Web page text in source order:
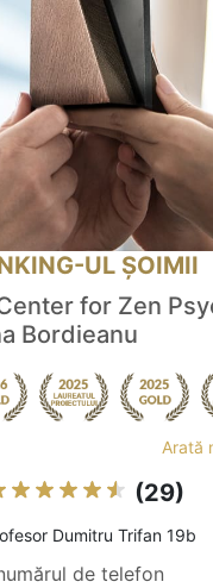
UL ȘOIMII
for Zen
Bordieanu
Arată
(29)
Dumitru Trifan 19b
de telefon